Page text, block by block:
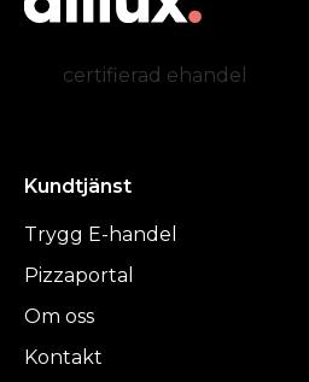
certifierad ehandel
Kundtjänst
Trygg E-handel
Pizzaportal
Om oss
Kontakt